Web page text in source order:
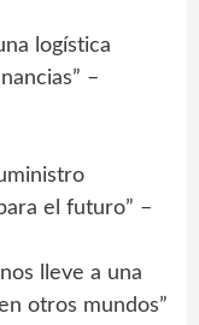
logística
–
el futuro” –
lleve a una
otros mundos”